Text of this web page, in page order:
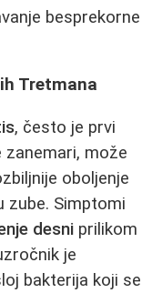
besprekorne
Tretmana
, često je prvi
zanemari, može
oboljenje
zube. Simptomi
desni prilikom
je
bakterija koji se